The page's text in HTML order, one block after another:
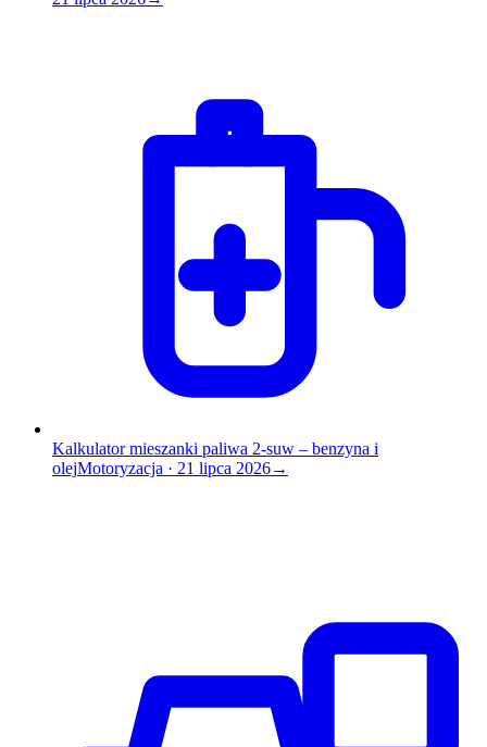
Kalkulator mieszanki paliwa 2-suw – benzyna i
olejMotoryzacja · 21 lipca 2026→